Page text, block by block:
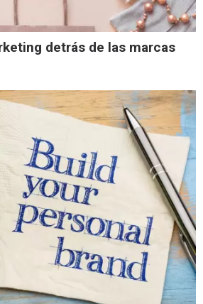
detrás de las marcas